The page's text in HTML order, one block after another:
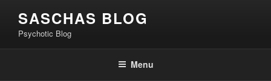
indhold
SASCHAS BLOG
Psychotic Blog
Menu